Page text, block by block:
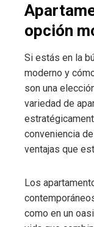
opción
Si estás en la
moderno y
son una
variedad de
conveniencia
ventajas que
Los
como en un